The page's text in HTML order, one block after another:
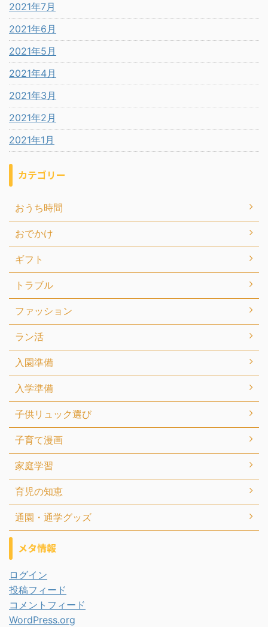
2021年7月
2021年6月
2021年5月
2021年4月
2021年3月
2021年2月
2021年1月
カテゴリー
おうち時間
おでかけ
ギフト
トラブル
ファッション
ラン活
入園準備
入学準備
子供リュック選び
子育て漫画
家庭学習
育児の知恵
通園・通学グッズ
メタ情報
ログイン
投稿フィード
コメントフィード
WordPress.org